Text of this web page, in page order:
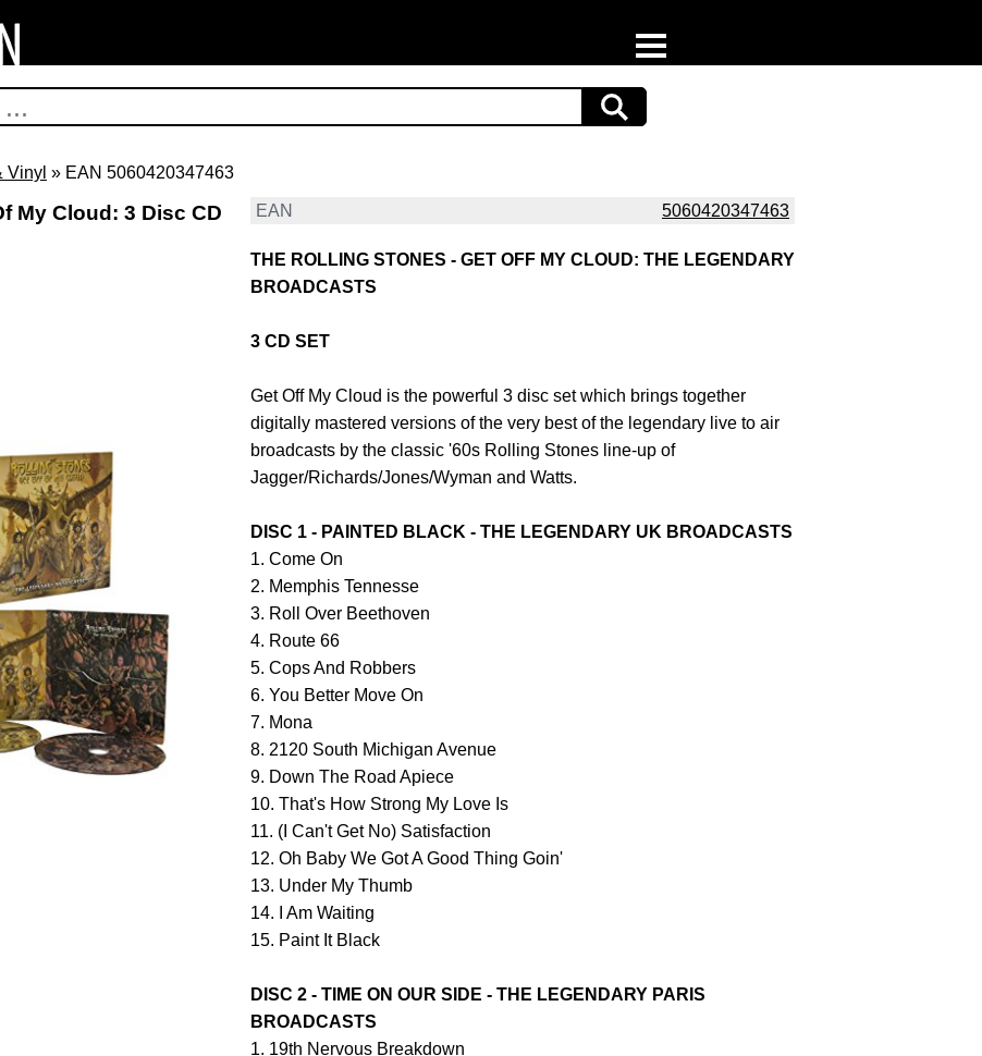
Support & Newsletter
Impressum
Vinyl » EAN 5060420347463
My Cloud: 3 Disc CD
EAN 5060420347463
THE ROLLING STONES - GET OFF MY CLOUD: THE LEGENDARY
BROADCASTS
3 CD SET
Get Off My Cloud is the powerful 3 disc set which brings together
digitally mastered versions of the very best of the legendary live to air
broadcasts by the classic '60s Rolling Stones line-up of
Jagger/Richards/Jones/Wyman and Watts.
DISC 1 - PAINTED BLACK - THE LEGENDARY UK BROADCASTS
1. Come On
2. Memphis Tennesse
3. Roll Over Beethoven
4. Route 66
5. Cops And Robbers
6. You Better Move On
7. Mona
8. 2120 South Michigan Avenue
9. Down The Road Apiece
10. That's How Strong My Love Is
11. (I Can't Get No) Satisfaction
12. Oh Baby We Got A Good Thing Goin'
13. Under My Thumb
14. I Am Waiting
15. Paint It Black
DISC 2 - TIME ON OUR SIDE - THE LEGENDARY PARIS
BROADCASTS
1. 19th Nervous Breakdown